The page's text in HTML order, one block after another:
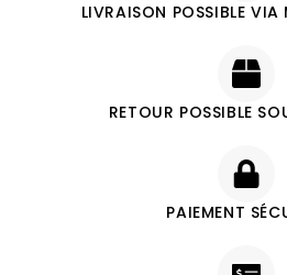
LIVRAISON POSSIBLE VIA
RETOUR POSSIBLE
PAIEMENT